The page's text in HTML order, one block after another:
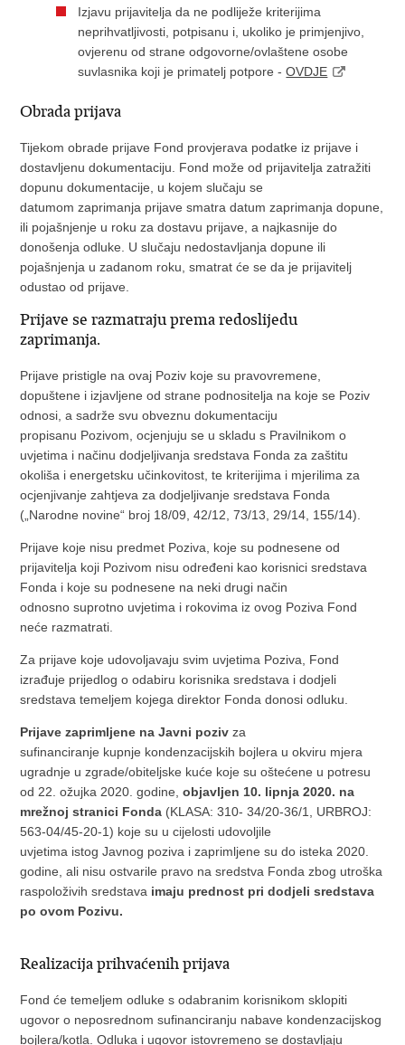
Izjavu prijavitelja da ne podliježe kriterijima
neprihvatljivosti, potpisanu i, ukoliko je primjenjivo,
ovjerenu od strane odgovorne/ovlaštene osobe
suvlasnika koji je primatelj potpore -OVDJE
Obrada prijava
Tijekom obrade prijave Fond provjerava podatke iz prijave i
dostavljenu dokumentaciju. Fond može od prijavitelja zatražiti
dopunu dokumentacije, u kojem slučaju se
datumom zaprimanja prijave smatra datum zaprimanja dopune,
ili pojašnjenje u roku za dostavu prijave, a najkasnije do
donošenja odluke. U slučaju nedostavljanja dopune ili
pojašnjenja u zadanom roku, smatrat će se da je prijavitelj
odustao od prijave.
Prijave se razmatraju prema redoslijedu
zaprimanja.
Prijave pristigle na ovaj Poziv koje su pravovremene,
dopuštene i izjavljene od strane podnositelja na koje se Poziv
odnosi, a sadrže svu obveznu dokumentaciju
propisanu Pozivom, ocjenjuju se u skladu s Pravilnikom o
uvjetima i načinu dodjeljivanja sredstava Fonda za zaštitu
okoliša i energetsku učinkovitost, te kriterijima i mjerilima za
ocjenjivanje zahtjeva za dodjeljivanje sredstava Fonda
(„Narodne novine“ broj 18/09, 42/12, 73/13, 29/14, 155/14).
Prijave koje nisu predmet Poziva, koje su podnesene od
prijavitelja koji Pozivom nisu određeni kao korisnici sredstava
Fonda i koje su podnesene na neki drugi način
odnosno suprotno uvjetima i rokovima iz ovog Poziva Fond
neće razmatrati.
Za prijave koje udovoljavaju svim uvjetima Poziva, Fond
izrađuje prijedlog o odabiru korisnika sredstava i dodjeli
sredstava temeljem kojega direktor Fonda donosi odluku.
Prijave zaprimljene na Javni pozivza
sufinanciranje kupnje kondenzacijskih bojlera u okviru mjera
ugradnje u zgrade/obiteljske kuće koje su oštećene u potresu
od 22. ožujka 2020. godine,objavljen 10. lipnja 2020. na
mrežnoj stranici Fonda (KLASA: 310- 34/20-36/1, URBROJ:
563-04/45-20-1) koje su u cijelosti udovoljile
uvjetima istog Javnog poziva i zaprimljene su do isteka 2020.
godine, ali nisu ostvarile pravo na sredstva Fonda zbog utroška
raspoloživih sredstava imaju prednost pri dodjeli sredstava
po ovom Pozivu.
Realizacija prihvaćenih prijava
Fond će temeljem odluke s odabranim korisnikom sklopiti
ugovor o neposrednom sufinanciranju nabave kondenzacijskog
bojlera/kotla. Odluka i ugovor istovremeno se dostavljaju